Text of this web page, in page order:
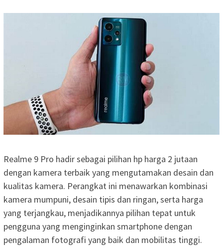
Realme 9 Pro hadir sebagai pilihan hp harga 2 jutaan
dengan kamera terbaik yang mengutamakan desain dan
kualitas kamera. Perangkat ini menawarkan kombinasi
kamera mumpuni, desain tipis dan ringan, serta harga
yang terjangkau, menjadikannya pilihan tepat untuk
pengguna yang menginginkan smartphone dengan
pengalaman fotografi yang baik dan mobilitas tinggi.